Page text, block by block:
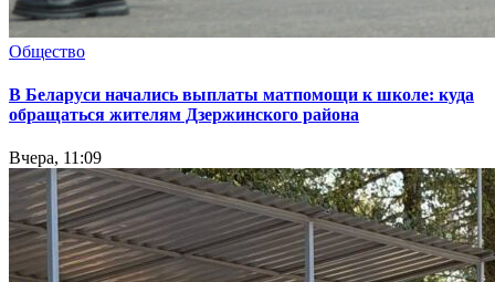
Общество
В Беларуси начались выплаты матпомощи к школе: куда
обращаться жителям Дзержинского района
Вчера, 11:09